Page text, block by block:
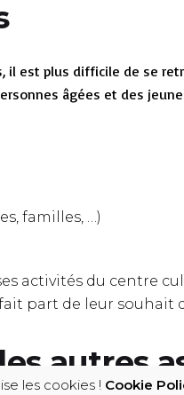
est plus difficile de se
âgées et des
familles, …)
activités du centre
part de leur souhait
autres
les cookies ! Cookie